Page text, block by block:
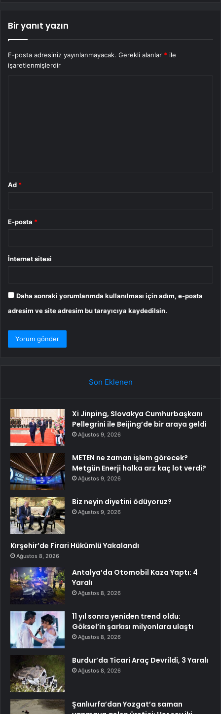
Bir yanıt yazın
E-posta adresiniz yayınlanmayacak. Gerekli alanlar * ile
işaretlenmişlerdir
Ad *
E-posta *
İnternet sitesi
Daha sonraki yorumlarımda kullanılması için adım, e-posta
adresim ve site adresim bu tarayıcıya kaydedilsin.
Son Eklenen
Xi Jinping, Slovakya Cumhurbaşkanı
Pellegrini ile Beijing’de bir araya geldi
Ağustos 9, 2026
METEN ne zaman işlem görecek?
Metgün Enerji halka arz kaç lot verdi?
Ağustos 9, 2026
Biz neyin diyetini ödüyoruz?
Ağustos 9, 2026
Kırşehir’de Firari Hükümlü Yakalandı
Ağustos 8, 2026
Antalya’da Otomobil Kaza Yaptı: 4
Yaralı
Ağustos 8, 2026
11 yıl sonra yeniden trend oldu:
Göksel’in şarkısı milyonlara ulaştı
Ağustos 8, 2026
Burdur’da Ticari Araç Devrildi, 3 Yaralı
Ağustos 8, 2026
Şanlıurfa’dan Yozgat’a saman